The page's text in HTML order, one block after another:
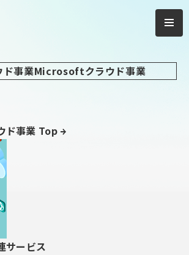
ン株式会社
ご相談・
お問い合わせ
ド事業Microsoftクラウド事業
ド事業 Top
ービス
トで複数行テキストを全文表示する方法
第1回）
X-SP feature service
リストで複数行テキ
示する方法｜X-SP
1回）